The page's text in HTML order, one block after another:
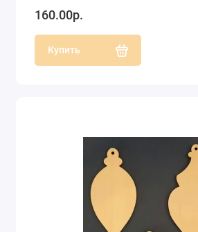
160.00р.
Купить